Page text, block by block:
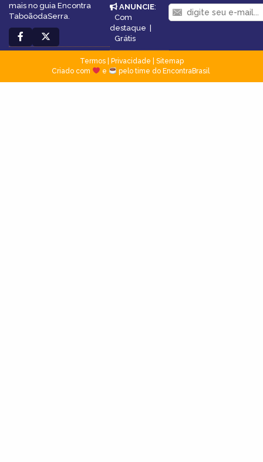
mais no guia Encontra
TaboãodaSerra.
ANUNCIE:
Com
destaque |
Grátis
Termos| Privacidade
Sitemap
Criado com
e pelo time do EncontraBrasil